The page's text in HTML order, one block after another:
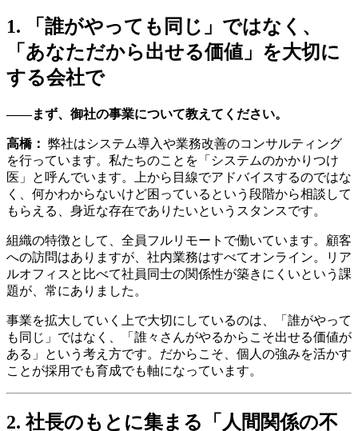
1. 「誰がやっても同じ」ではなく、
「あなただから出せる価値」を大切に
する会社で
——まず、御社の事業について教えてください。
高橋： 弊社はシステム導入や業務改善のコンサルティング
を行っています。私たちのことを「システムのかかりつけ
医」と呼んでいます。上から目線でアドバイスするのではな
く、何かわからないけど困っているという段階から相談して
もらえる、身近な存在でありたいというスタンスです。
組織の特徴として、全員フルリモートで働いています。顧客
への訪問はありますが、社内業務はすべてオンライン。リア
ルオフィスと比べて社員同士の関係性が築きにくいという課
題が、常にありました。
事業を拡大していく上で大切にしているのは、「誰がやって
も同じ」ではなく、「誰々さんがやるからこそ出せる価値が
ある」という考え方です。だからこそ、個人の強みを活かす
ことが採用でも育成でも軸になっています。
2. 社長のもとに集まる「人間関係の不